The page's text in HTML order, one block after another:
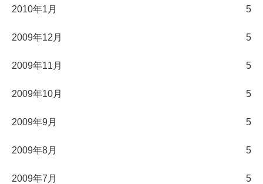
2010年1月 5
2009年12月 5
2009年11月 5
2009年10月 5
2009年9月 5
2009年8月 5
2009年7月 5